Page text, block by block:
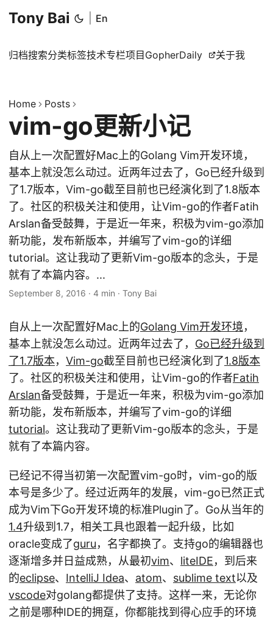
Tony Bai En
归档搜索分类标签技术专栏项目 GopherDaily 关于我
Home Posts
vim-go更新小记
自从上一次配置好Mac上的Golang Vim开发环境，
基本上就没怎么动过。近两年过去了，Go已经升级到
了1.7版本，Vim-go截至目前也已经演化到了1.8版本
了。社区的积极关注和使用，让Vim-go的作者Fatih
Arslan备受鼓舞，于是近一年来，积极为vim-go添加
新功能，发布新版本，并编写了vim-go的详细
tutorial。这让我动了更新Vim-go版本的念头，于是
就有了本篇内容。...
September 8, 2016 · 4 min · Tony Bai
自从上一次配置好Mac上的Golang Vim开发环境，
基本上就没怎么动过。近两年过去了， Go已经升级到
了1.7版本， Vim-go截至目前也已经演化到了1.8版本
了。社区的积极关注和使用，让Vim-go的作者Fatih
Arslan备受鼓舞，于是近一年来，积极为vim-go添加
新功能，发布新版本，并编写了vim-go的详细
tutorial。这让我动了更新Vim-go版本的念头，于是
就有了本篇内容。
已经记不得当初第一次配置vim-go时，vim-go的版
本号是多少了。经过近两年的发展，vim-go已然正式
成为Vim下Go开发环境的标准Plugin了。Go从当年的
1.4升级到1.7，相关工具也跟着一起升级，比如
oracle变成了guru，名字都换了。支持go的编辑器也
逐渐增多并日益成熟，从最初vim、 liteIDE，到后来
的eclipse、 IntelliJ Idea、 atom、 sublime text以及
vscode对golang都提供了支持。这样一来，无论你
之前是哪种IDE的拥趸，你都能找到得心应手的环境